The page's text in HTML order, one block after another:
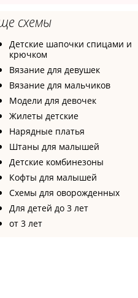
схемы
Детские шапочки спицами и
крючком
Вязание для девушек
Вязание для мальчиков
Модели для девочек
Жилеты детские
Нарядные платья
Штаны для малышей
Детские комбинезоны
Кофты для малышей
Схемы для оворожденных
Для детей до 3 лет
от 3 лет